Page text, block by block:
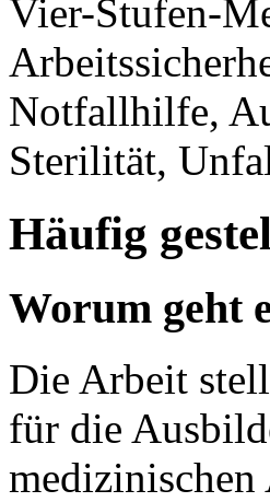
Vier-Stufen-
Notfallhilfe,
Sterilität,
Häufig
Worum geht
Die Arbeit
für die